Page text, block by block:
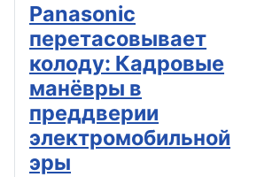
Panasonic
перетасовывает
колоду: Кадровые
манёвры в
преддверии
электромобильной
эры